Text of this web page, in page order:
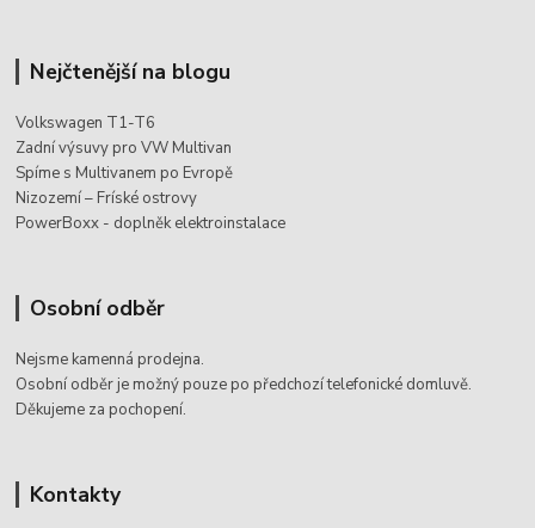
Nejčtenější na blogu
Volkswagen T1-T6
Zadní výsuvy pro VW Multivan
Spíme s Multivanem po Evropě
Nizozemí – Fríské ostrovy
PowerBoxx - doplněk elektroinstalace
Osobní odběr
Nejsme kamenná prodejna.
Osobní odběr je možný pouze po předchozí telefonické domluvě.
Děkujeme za pochopení.
Kontakty